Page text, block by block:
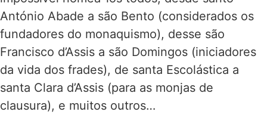
António Abade a são Bento (considerados os
fundadores do monaquismo), desse são
Francisco d’Assis a são Domingos (iniciadores
da vida dos frades), de santa Escolástica a
santa Clara d’Assis (para as monjas de
clausura), e muitos outros…